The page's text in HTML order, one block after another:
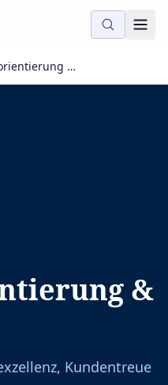
Kundenorientierung & Service
&
Kundentreue